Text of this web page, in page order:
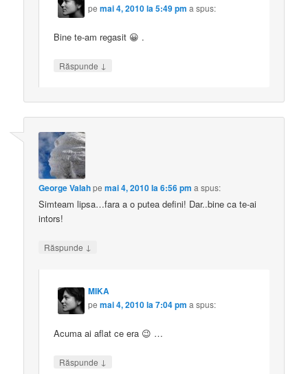
pemai 4, 2010 la 5:49 pm a spus:
Bine te-am regasit 😀 .
Răspunde ↓
George Valahpemai 4, 2010 la 6:56 pm a spus:
Simteam lipsa…fara a o putea defini! Dar..bine ca te-ai
intors!
Răspunde ↓
MIKA
pemai 4, 2010 la 7:04 pm a spus:
Acuma ai aflat ce era 😉 …
Răspunde ↓